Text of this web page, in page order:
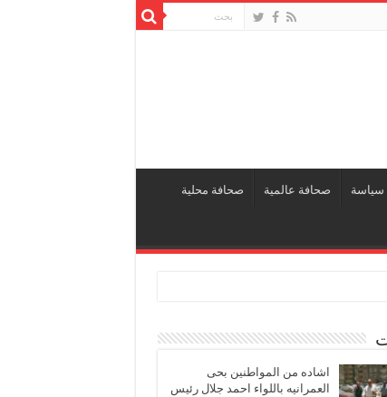
سياسة صحافة عالمية صحافة محلية
اشاده من المواطنين بحى
العمرانيه باللواء احمد جلال رئيس